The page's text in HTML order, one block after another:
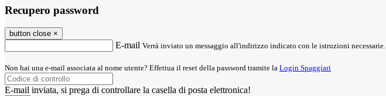
Recupero password
button close ×
E-mail Verrà inviato un messaggio all'indirizzo indicato con le istruzioni necessarie.
Non hai una e-mail associata al nome utente? Effettua il reset della password tramite la Login Spaggiari
E-mail inviata, si prega di controllare la casella di posta elettronica!